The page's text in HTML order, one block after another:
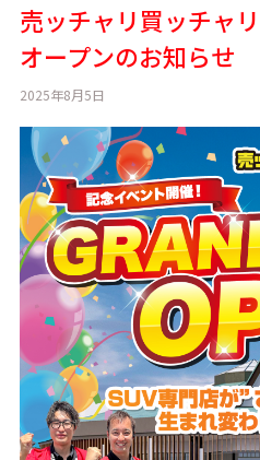
売ッチャリ買ッチャ
オープンのお知らせ
2025年8月5日